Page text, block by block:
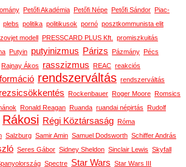
Petőfi Akadémia Petőfi Népe Petőfi Sándor Piac-
plebs politika politikusok pornó posztkommunista elit
modell PRESSCARD PLUS Kft.
promiszkuitás
Putyin putyinizmus Párizs Pázmány Pécs
Rajnay Ákos rasszizmus REAC reakciós
rendszerváltás rendszerváltás
rezsicsökkentés Rockenbauer Roger Moore Romsics
Ronald Reagan Ruanda ruandai népirtás Rudolf
Rákosi Régi Köztársaság Róma
Salzburg Samir Amin Samuel Dodsworth Schiffer András
Seres Gábor Sidney Sheldon Sinclair Lewis Skyfall
Spectre Star Wars Star Wars III